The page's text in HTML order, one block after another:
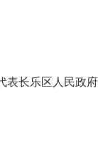
表长乐区人民政